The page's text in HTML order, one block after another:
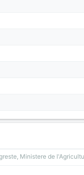
Ministere de